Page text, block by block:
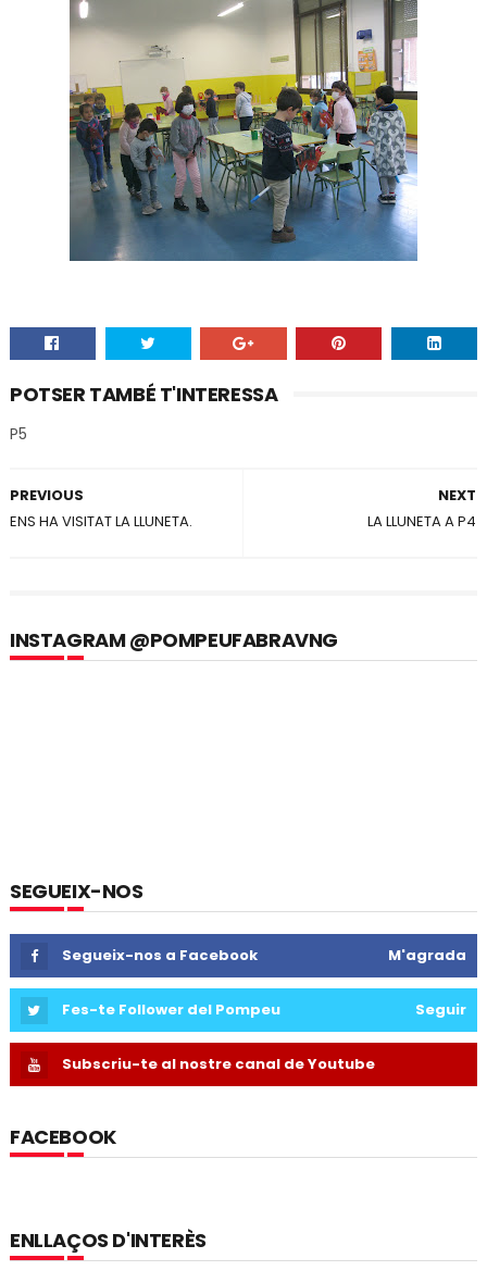
POTSER TAMBÉ T'INTERESSA
P5
NEXT
LA LLUNETA A P4
PREVIOUS
ENS HA VISITAT LA LLUNETA.
INSTAGRAM @POMPEUFABRAVNG
SEGUEIX-NOS
Segueix-nos a Facebook M'agrada
Fes-te Follower del Pompeu Seguir
Subscriu-te al nostre canal de Youtube
FACEBOOK
ENLLAÇOS D'INTERÈS